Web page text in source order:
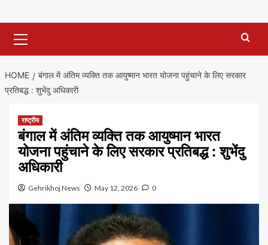
Menu
HOME
बंगाल में अंतिम व्यक्ति तक आयुष्मान भारत योजना पहुंचाने के लिए सरकार
प्रतिबद्ध : शुभेंदु अधिकारी
राष्ट्रीय
बंगाल में अंतिम व्यक्ति तक आयुष्मान भारत
योजना पहुंचाने के लिए सरकार प्रतिबद्ध : शुभेंदु
अधिकारी
Gehrikhoj News May 12, 2026 0